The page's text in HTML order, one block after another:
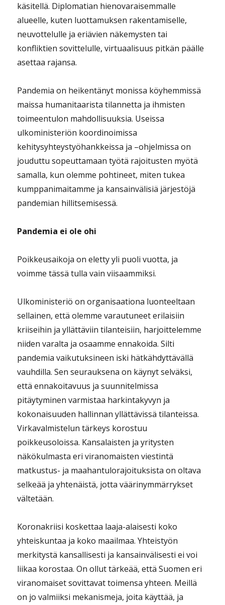
käsitellä. Diplomatian hienovaraisemmalle
alueelle, kuten luottamuksen rakentamiselle,
neuvottelulle ja eriävien näkemysten tai
konfliktien sovittelulle, virtuaalisuus pitkän päälle
asettaa rajansa.
Pandemia on heikentänyt monissa köyhemmissä
maissa humanitaarista tilannetta ja ihmisten
toimeentulon mahdollisuuksia. Useissa
ulkoministeriön koordinoimissa
kehitysyhteystyöhankkeissa ja –ohjelmissa on
jouduttu sopeuttamaan työtä rajoitusten myötä
samalla, kun olemme pohtineet, miten tukea
kumppanimaitamme ja kansainvälisiä järjestöjä
pandemian hillitsemisessä.
Pandemia ei ole ohi
Poikkeusaikoja on eletty yli puoli vuotta, ja
voimme tässä tulla vain viisaammiksi.
Ulkoministeriö on organisaationa luonteeltaan
sellainen, että olemme varautuneet erilaisiin
kriiseihin ja yllättäviin tilanteisiin, harjoittelemme
niiden varalta ja osaamme ennakoida. Silti
pandemia vaikutuksineen iski hätkähdyttävällä
vauhdilla. Sen seurauksena on käynyt selväksi,
että ennakoitavuus ja suunnitelmissa
pitäytyminen varmistaa harkintakyvyn ja
kokonaisuuden hallinnan yllättävissä tilanteissa.
Virkavalmistelun tärkeys korostuu
poikkeusoloissa. Kansalaisten ja yritysten
näkökulmasta eri viranomaisten viestintä
matkustus- ja maahantulorajoituksista on oltava
selkeää ja yhtenäistä, jotta väärinymmärrykset
vältetään.
Koronakriisi koskettaa laaja-alaisesti koko
yhteiskuntaa ja koko maailmaa. Yhteistyön
merkitystä kansallisesti ja kansainvälisesti ei voi
liikaa korostaa. On ollut tärkeää, että Suomen eri
viranomaiset sovittavat toimensa yhteen. Meillä
on jo valmiiksi mekanismeja, joita käyttää, ja